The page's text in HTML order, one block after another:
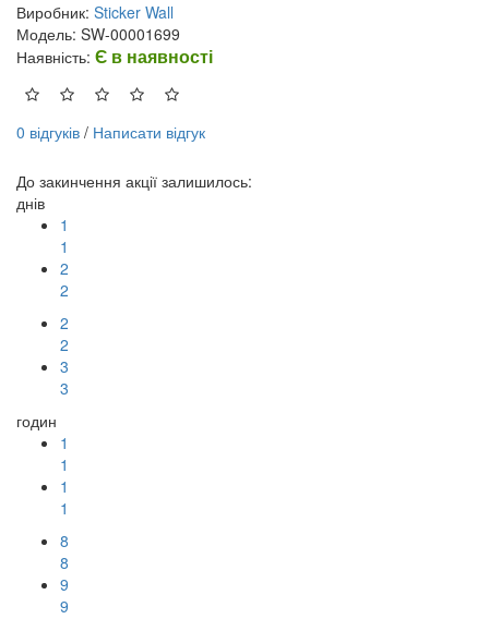
Виробник: Sticker Wall
Модель: SW-00001699
Наявність: Є в наявності
0 відгуків / Написати відгук
До закинчення акції залишилось:
днів
1
1
2
2
2
2
3
3
годин
1
1
1
1
8
8
9
9